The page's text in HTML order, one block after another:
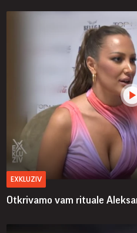
EXKLUZIV
Otkrivamo vam rituale